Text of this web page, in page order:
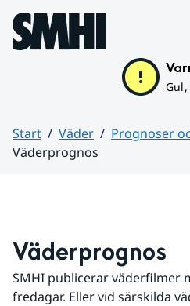
Hoppa till sidans innehåll
Start Väder
Prognoser
Väderprognos
Väderprognos
SMHI publicerar väderfilmer
fredagar. Eller vid särskilda